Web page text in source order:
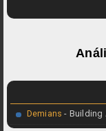
Demians - Building